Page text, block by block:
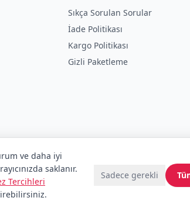
Sıkça Sorulan Sorular
İade Politikası
Kargo Politikası
Gizli Paketleme
ve daha iyi
saklanır.
Tercihleri
Sadece gerekli